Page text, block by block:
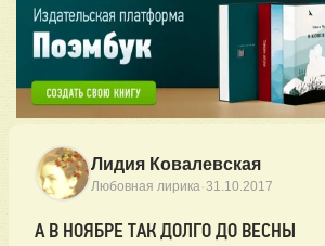
Лидия Ковалевская
Любовная лирика·31.10.2017
А В НОЯБРЕ ТАК ДОЛГО ДО ВЕСНЫ